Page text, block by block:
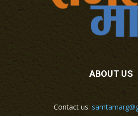
ABOUT US
Contact us: